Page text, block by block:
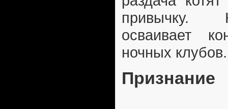
привычку.
осваивает
ночных клубов.
Признание